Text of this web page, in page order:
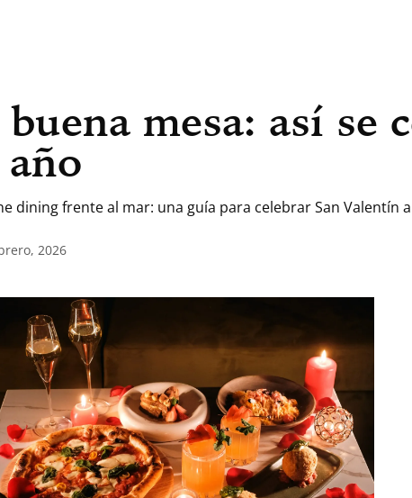
mesa: así se
dining frente al mar: una guía para celebrar San Valentín
2026